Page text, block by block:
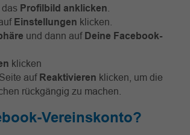
Profilbild anklicken
Einstellungen klicken.
und dann auf Deine Facebook-
klicken
auf Reaktivieren klicken, um die
rückgängig zu machen.
Vereinskonto?